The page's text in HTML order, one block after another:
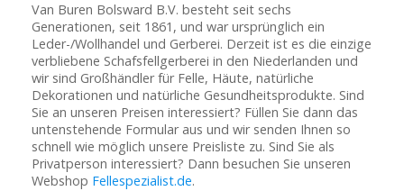
Van Buren Bolsward B.V. besteht seit sechs
Generationen, seit 1861, und war ursprünglich ein
Leder-/Wollhandel und Gerberei. Derzeit ist es die einzige
verbliebene Schafsfellgerberei in den Niederlanden und
wir sind Großhändler für Felle, Häute, natürliche
Dekorationen und natürliche Gesundheitsprodukte. Sind
Sie an unseren Preisen interessiert? Füllen Sie dann das
untenstehende Formular aus und wir senden Ihnen so
schnell wie möglich unsere Preisliste zu. Sind Sie als
Privatperson interessiert? Dann besuchen Sie unseren
Webshop Fellespezialist.de.